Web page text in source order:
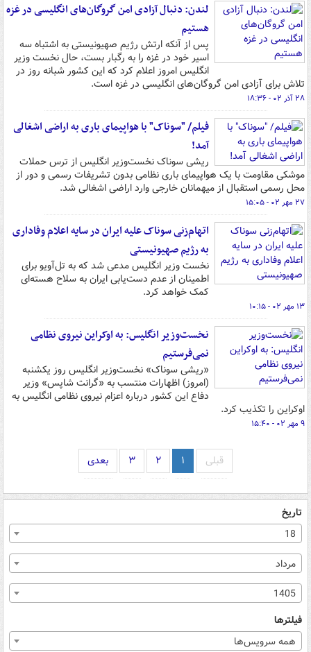
لندن: دنبال آزادی امن گروگان‌های انگلیسی در غزه
هستیم
پس از آنکه ارتش رژیم صهیونیستی به اشتباه سه
اسیر خود در غزه را به رگبار بست، حال نخست وزیر
انگلیس امروز اعلام کرد که این کشور شبانه روز در
تلاش برای آزادی امن گروگان‌های انگلیسی در غزه است.
۲۸ آذر ۰۲ - ۱۸:۳۶
فیلم/ "سوناک" با هواپیمای باری به اراضی اشغالی
آمد!
ریشی سوناک نخست‌وزیر انگلیس از ترس حملات
موشکی مقاومت با یک هواپیمای باری نظامی بدون تشریفات رسمی و دور از
محل رسمی استقبال از میهمانان خارجی وارد اراضی اشغالی شد.
۲۷ مهر ۰۲ - ۱۵:۰۵
اتهام‌زنی سوناک علیه ایران در سایه اعلام وفاداری
به رژیم صهیونیستی
نخست وزیر انگلیس مدعی شد که به تل‌آویو برای
اطمینان از عدم دست‌یابی ایران به سلاح هسته‌ای
کمک خواهد کرد.
۱۳ مهر ۰۲ - ۱۰:۱۵
نخست‌وزیر انگلیس: به اوکراین نیروی نظامی
نمی‌فرستیم
«ریشی سوناک» نخست‌وزیر انگلیس روز یکشنبه
(امروز) اظهارات منتسب به «گرانت شاپس» وزیر
دفاع این کشور درباره اعزام نیروی نظامی انگلیس به
اوکراین را تکذیب کرد.
۹ مهر ۰۲ - ۱۵:۴۰
قبلی ۱ ۲ ۳ بعدی
تاریخ
18
مرداد
1405
فیلترها
همه سرویس‌ها